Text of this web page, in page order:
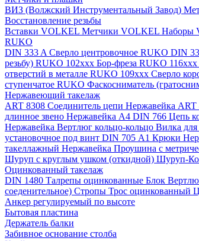
ВИЗ (Волжский Инструментальный Завод)
Восстановление резьбы
Вставки VOLKEL Метчики VOLKEL Наборы
RUKO
DIN 333 A Сверло центровочное RUKO DIN
резьбу) RUKO 102xxx Бор-фреза RUKO 116xxx
отверстий в металле RUKO 109ххх Сверло
ступенчатое RUKO Фаскосниматель
Нержавеющий такелаж
ART 8308 Соединитель цепи Нержавейка ART
длинное звено Нержавейка A4 DIN 766 Цепь
Нержавейка Вертлюг кольцо-кольцо Вилка
установочное под винт DIN 705 А1 Крюки
такеллажный Нержавейка Проушина с
Шуруп с круглым ушком (откидной) Шуруп-
Оцинкованный такелаж
DIN 1480 Талрепы оцинкованные Блок
соеденительное) Стропы Трос оцинкованный
Анкер регулируемый по высоте
Бытовая пластина
Держатель балки
Забивное основание столба